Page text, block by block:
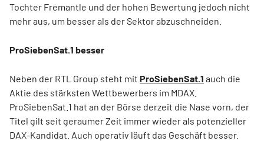
Tochter Fremantle und der hohen Bewertung jedoch nicht
mehr aus, um besser als der Sektor abzuschneiden.
ProSiebenSat.1 besser
Neben der RTL Group steht mit ProSiebenSat.1 auch die
Aktie des stärksten Wettbewerbers im MDAX.
ProSiebenSat.1 hat an der Börse derzeit die Nase vorn, der
Titel gilt seit geraumer Zeit immer wieder als potenzieller
DAX-Kandidat. Auch operativ läuft das Geschäft besser.